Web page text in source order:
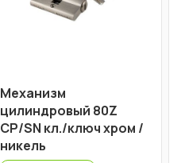
Механизм
цилиндровый 80Z
СР/SN кл./ключ хром /
никель